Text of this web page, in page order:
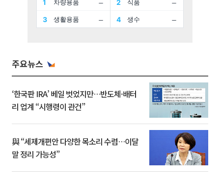
주요뉴스
‘한국판 IRA’ 베일 벗었지만…반도체·배터
리 업계 “시행령이 관건”
與 “세제개편안 다양한 목소리 수렴…이달
말 정리 가능성”